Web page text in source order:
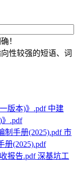
！
性较强的短语、词
中建
》.pdf
市
册(2025).pdf
深基坑工